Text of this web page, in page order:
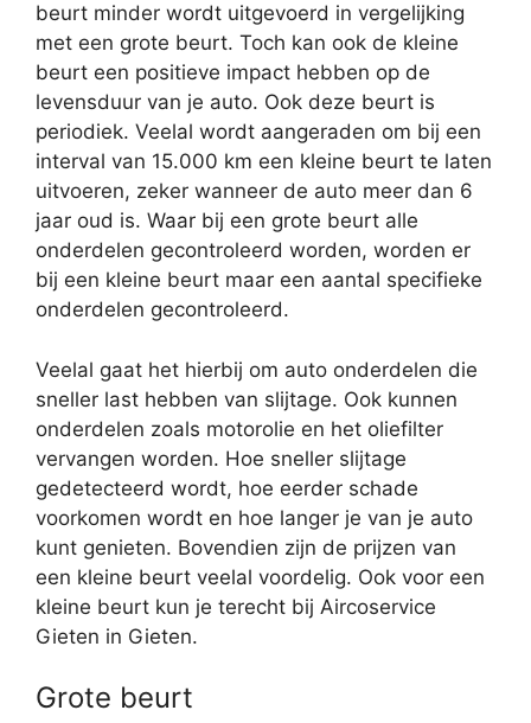
beurt minder wordt uitgevoerd in vergelijking
met een grote beurt. Toch kan ook de kleine
beurt een positieve impact hebben op de
levensduur van je auto. Ook deze beurt is
periodiek. Veelal wordt aangeraden om bij een
interval van 15.000 km een kleine beurt te laten
uitvoeren, zeker wanneer de auto meer dan 6
jaar oud is. Waar bij een grote beurt alle
onderdelen gecontroleerd worden, worden er
bij een kleine beurt maar een aantal specifieke
onderdelen gecontroleerd.
Veelal gaat het hierbij om auto onderdelen die
sneller last hebben van slijtage. Ook kunnen
onderdelen zoals motorolie en het oliefilter
vervangen worden. Hoe sneller slijtage
gedetecteerd wordt, hoe eerder schade
voorkomen wordt en hoe langer je van je auto
kunt genieten. Bovendien zijn de prijzen van
een kleine beurt veelal voordelig. Ook voor een
kleine beurt kun je terecht bij Aircoservice
Gieten in Gieten.
Grote beurt